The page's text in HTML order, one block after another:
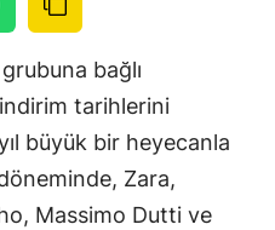
bağlı
tarihlerini
büyük bir heyecanla
Zara,
Massimo Dutti ve